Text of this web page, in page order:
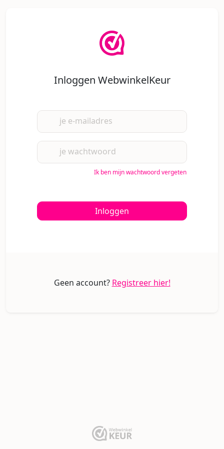
Inloggen WebwinkelKeur
je e-mailadres
je wachtwoord
Ik ben mijn wachtwoord vergeten
Inloggen
Geen account? Registreer hier!